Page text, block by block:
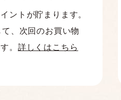
ントが貯まります。
、次回のお買い物
。 詳しくはこちら